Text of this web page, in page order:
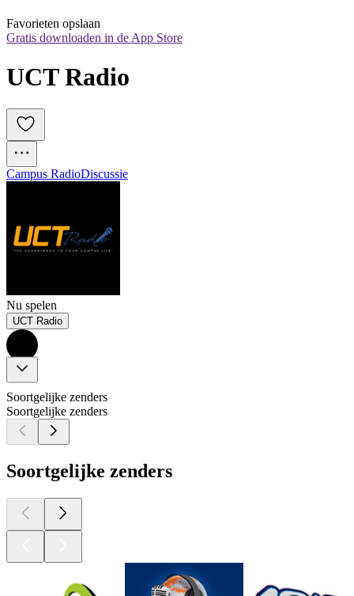
Favorieten opslaan
Gratis downloaden in de App Store
UCT Radio
Campus RadioDiscussie
Nu spelen
UCT Radio
Soortgelijke zenders
Soortgelijke zenders
Soortgelijke zenders